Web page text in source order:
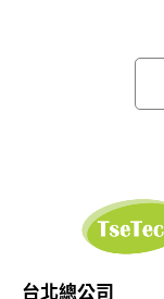
台北總公司